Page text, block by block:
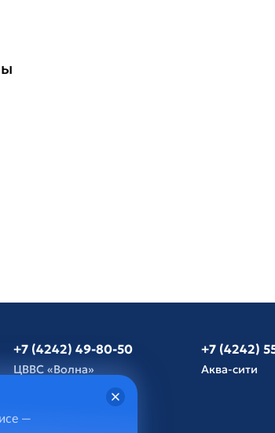
+7 (4242) 49-80-50
ЦВВС «Волна»
+7 (4242)
Аква-сити
—